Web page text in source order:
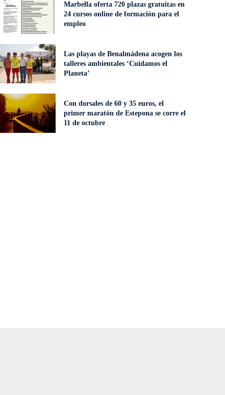
Marbella oferta 720 plazas gratuitas en
24 cursos online de formación para el
empleo
Las playas de Benalmádena acogen los
talleres ambientales ‘Cuidamos el
Planeta’
Con dorsales de 60 y 35 euros, el
primer maratón de Estepona se corre el
11 de octubre